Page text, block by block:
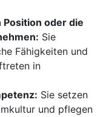
oder die
Sie
Fähigkeiten und
in
Sie setzen
und pflegen